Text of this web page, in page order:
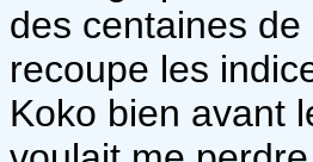
des centaines
recoupe les
Koko bien avant